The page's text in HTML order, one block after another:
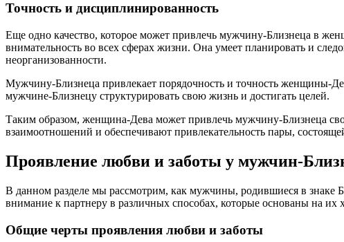
Точность и дисциплинированность
Еще одно качество, которое может привлечь мужчину-Близнеца в
внимательность во всех сферах жизни. Она умеет планировать и
неорганизованности.
Мужчину-Близнеца привлекает порядочность и точность женщины-
мужчине-Близнецу структурировать свою жизнь и достигать целей.
Таким образом, женщина-Дева может привлечь мужчину-Близнеца
взаимоотношений и обеспечивают привлекательность пары,
Проявление любви и заботы у мужчин-
В данном разделе мы рассмотрим, как мужчины, родившиеся в
внимание к партнеру в различных способах, которые основаны на их
Общие черты проявления любви и заботы